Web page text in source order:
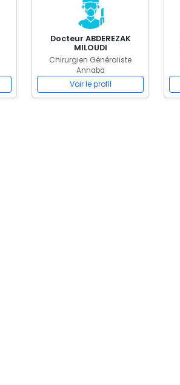
Docteur ABDEREZAK
MILOUDI
Chirurgien Généraliste
Annaba
Voir le profil